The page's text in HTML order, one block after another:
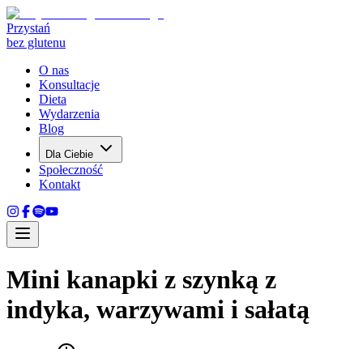
Przystań
bez glutenu
O nas
Konsultacje
Dieta
Wydarzenia
Blog
Dla Ciebie
Społeczność
Kontakt
Mini kanapki z szynką z
indyka, warzywami i sałatą